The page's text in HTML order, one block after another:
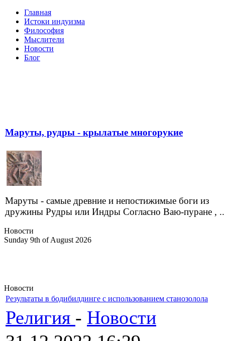
Главная
Истоки индуизма
Философия
Мыслители
Новости
Блог
Маруты, рудры - крылатые многорукие
Маруты - самые древние и непостижимые боги из
дружины Рудры или Индры Согласно Ваю-пуране ,
Новости
Sunday 9th of August 2026
Новости
Результаты в бодибилдинге с использованием станозолола
Религия - Новости